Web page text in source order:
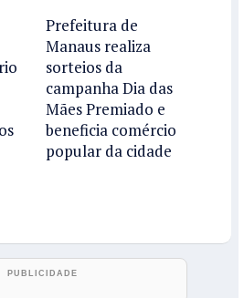
Prefeitura de
Manaus realiza
sorteios da
campanha Dia das
Mães Premiado e
beneficia comércio
popular da cidade